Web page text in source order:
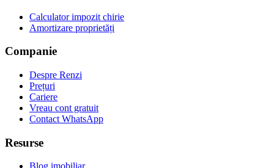
Calculator impozit chirie
Amortizare proprietăți
Companie
Despre Renzi
Prețuri
Cariere
Vreau cont gratuit
Contact WhatsApp
Resurse